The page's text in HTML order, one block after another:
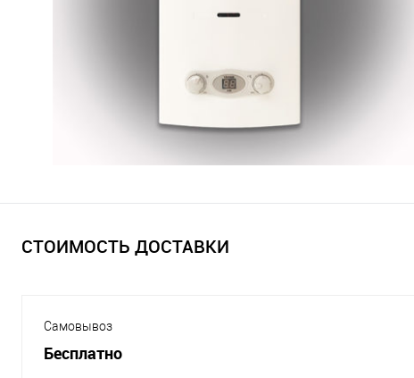
СТОИМОСТЬ ДОСТАВКИ
Самовывоз
Бесплатно